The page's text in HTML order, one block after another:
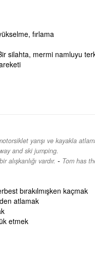
fırlama
silahta, mermi namluyu
yarışı ve kayakla
and ski jumping.
vardır. - Tom has
bırakılmışken kaçmak
atlamak
etmek